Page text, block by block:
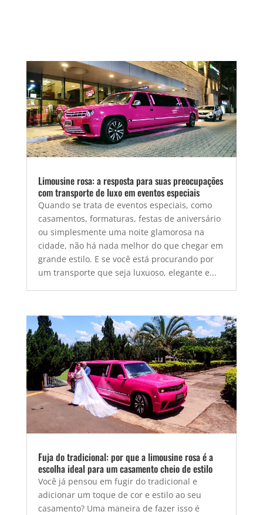
Limousine rosa: a resposta para suas preocupações
com transporte de luxo em eventos especiais
Quando se trata de eventos especiais, como
casamentos, formaturas, festas de aniversário
ou simplesmente uma noite glamorosa na
cidade, não há nada melhor do que chegar em
grande estilo. E se você está procurando por
um transporte que seja luxuoso, elegante e...
Fuja do tradicional: por que a limousine rosa é a
escolha ideal para um casamento cheio de estilo
Você já pensou em fugir do tradicional e
adicionar um toque de cor e estilo ao seu
casamento? Uma maneira de fazer isso é